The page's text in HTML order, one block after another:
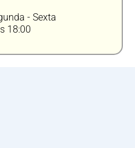
- Sexta
18:00